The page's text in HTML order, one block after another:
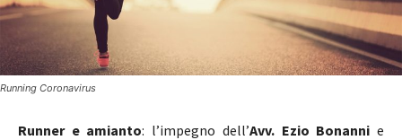
Running Coronavirus
Runner e amianto: l’impegno dell’Avv. Ezio Bonannie